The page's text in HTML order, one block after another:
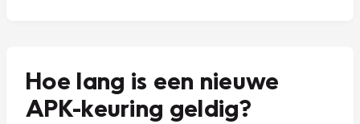
Hoe lang is een nieuwe
APK-keuring geldig?